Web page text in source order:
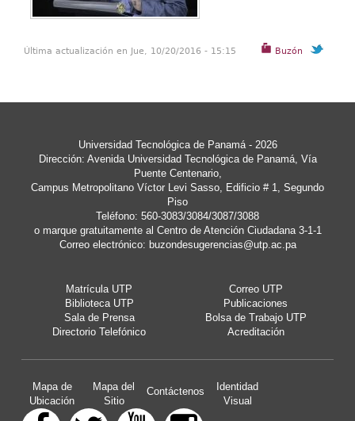
Buzón
Última actualización en Jue, 10/20/2016 - 15:15
Universidad Tecnológica de Panamá - 2026
Dirección: Avenida Universidad Tecnológica de Panamá, Vía
Puente Centenario,
Campus Metropolitano Víctor Levi Sasso, Edificio # 1, Segundo
Piso
Teléfono: 560-3083/3084/3087/3088
o marque gratuitamente al Centro de Atención Ciudadana 3-1-1
Correo electrónico: buzondesugerencias@utp.ac.pa
Matrícula UTP
Correo UTP
Biblioteca UTP
Publicaciones
Sala de Prensa
Bolsa de Trabajo UTP
Directorio Telefónico
Acreditación
Mapa de
Ubicación
Mapa del
Sitio
Contáctenos
Identidad
Visual